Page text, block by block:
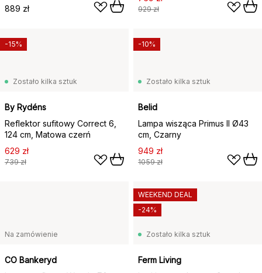
889 zł 929 zł
Zostało kilka sztuk
By Rydéns
Reflektor sufitowy Correct 6,
124 cm, Matowa czerń
629 zł
739 zł
-15%
Zostało kilka sztuk
Belid
Lampa wisząca Primus II Ø43
cm, Czarny
949 zł
1059 zł
-10%
Na zamówienie
CO Bankeryd
Zostało kilka sztuk
Ferm Living
WEEKEND DEAL
-24%